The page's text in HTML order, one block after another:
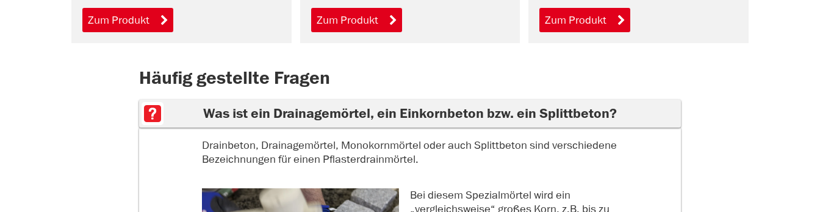
Zum Produkt Zum Produkt Zum Produkt
Häufig gestellte Fragen
Was ist ein Drainagemörtel, ein Einkornbeton bzw. ein Splittbeton?
Drainbeton, Drainagemörtel, Monokornmörtel oder auch Splittbeton sind verschiedene
Bezeichnungen für einen Pflasterdrainmörtel.
Bei diesem Spezialmörtel wird ein
„vergleichsweise“ großes Korn, z.B. bis zu